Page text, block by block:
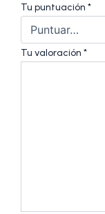
Tu puntuación *
Tu valoración *